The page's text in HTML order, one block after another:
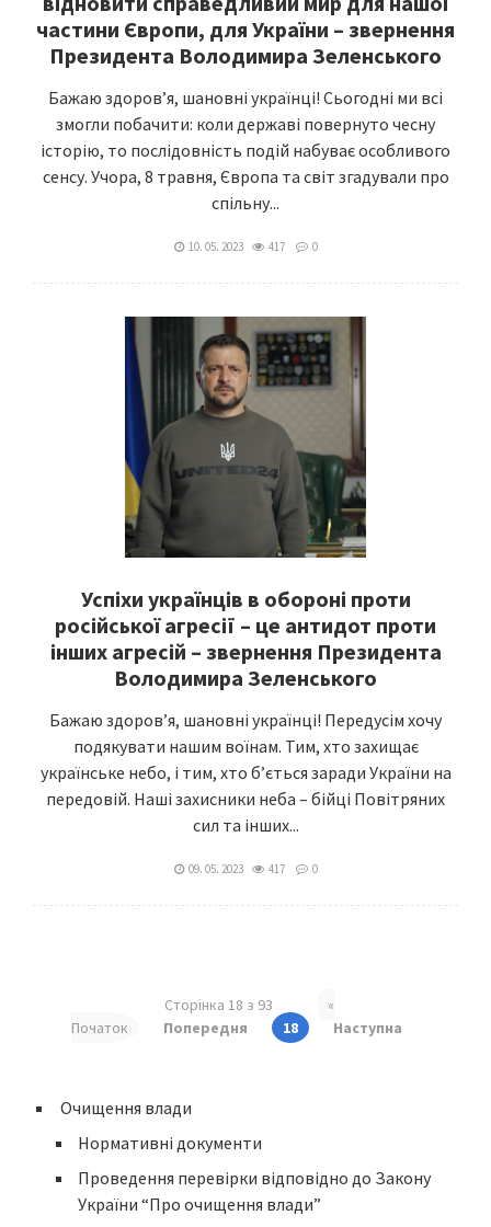
частини Європи, для України – звернення
Президента Володимира Зеленського
Бажаю здоровʼя, шановні українці! Сьогодні ми всі
змогли побачити: коли державі повернуто чесну
історію, то послідовність подій набуває особливого
сенсу. Учора, 8 травня, Європа та світ згадували про
спільну...
10. 05. 2023 417 0
Успіхи українців в обороні проти
російської агресії – це антидот проти
інших агресій – звернення Президента
Володимира Зеленського
Бажаю здоров’я, шановні українці! Передусім хочу
подякувати нашим воїнам. Тим, хто захищає
українське небо, і тим, хто б’ється заради України на
передовій. Наші захисники неба – бійці Повітряних
сил та інших...
09. 05. 2023 417 0
Сторінка 18 з 93
«
Початок
Попередня 18 Наступна
Очищення влади
Нормативні документи
Проведення перевірки відповідно до Закону
України “Про очищення влади”